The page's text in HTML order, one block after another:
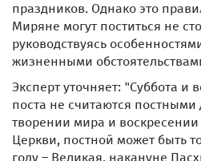
праздников. Однако это
Миряне могут поститься не
руководствуясь
жизненными
Эксперт уточняет: "Суббота и
поста не считаются
творении мира и
Церкви, постной может быть
году – Великая, накануне